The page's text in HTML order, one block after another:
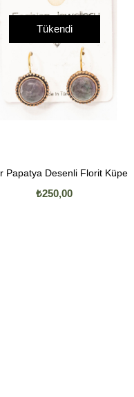
Tükendi
Papatya Desenli Florit Küpe
₺250,00